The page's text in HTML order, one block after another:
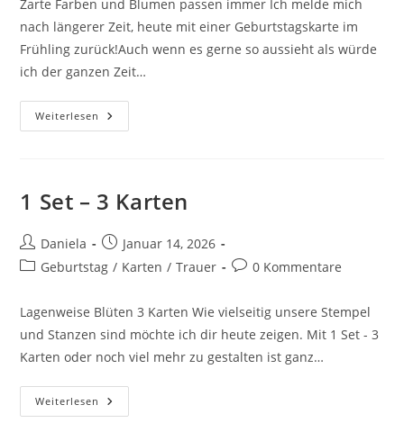
Zarte Farben und Blumen passen immer Ich melde mich
nach längerer Zeit, heute mit einer Geburtstagskarte im
Frühling zurück!Auch wenn es gerne so aussieht als würde
ich der ganzen Zeit…
Weiterlesen
1 Set – 3 Karten
Daniela
Januar 14, 2026
Geburtstag / Karten / Trauer 0 Kommentare
Lagenweise Blüten 3 Karten Wie vielseitig unsere Stempel
und Stanzen sind möchte ich dir heute zeigen. Mit 1 Set - 3
Karten oder noch viel mehr zu gestalten ist ganz…
Weiterlesen